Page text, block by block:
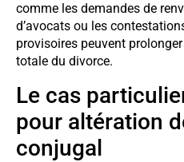
comme les demandes de
d’avocats ou les
provisoires peuvent
totale du divorce.
Le cas
pour altération
conjugal